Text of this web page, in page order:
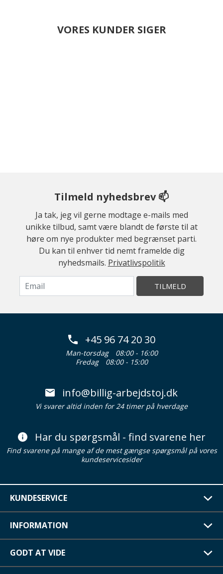
VORES KUNDER SIGER
Tilmeld nyhedsbrev 📫
Ja tak, jeg vil gerne modtage e-mails med
unikke tilbud, samt være blandt de første til at
høre om nye produkter med begrænset parti.
Du kan til enhver tid nemt framelde dig
nyhedsmails. Privatlivspolitik
TILMELD
+45 96 74 20 30
Man-torsdag
08:00 - 16:00
Fredag
08:00 - 15:00
info@billig-arbejdstoj.dk
Vi svarer altid inden for 24 timer på hverdage
Har du spørgsmål - find svarene her
Find svarene på mange af de mest gængse spørgsmål på vores
kundeservicesider
KUNDESERVICE
INFORMATION
GODT AT VIDE